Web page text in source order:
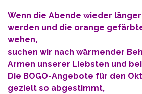
Wenn die Abende wieder
werden und die orange
wehen,
suchen wir nach wärmender
Armen unserer Liebsten und
Die BOGO-Angebote für den
gezielt so abgestimmt,